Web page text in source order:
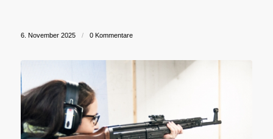
6. November 2025 / 0 Kommentare